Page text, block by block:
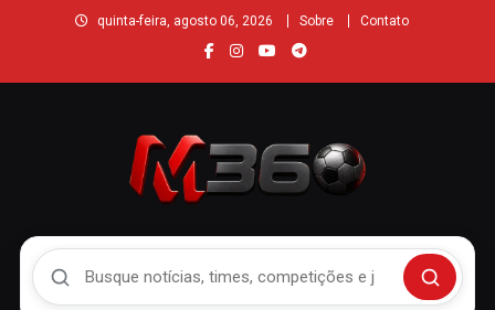
quinta-feira, agosto 06, 2026 Sobre Contato
Buscar